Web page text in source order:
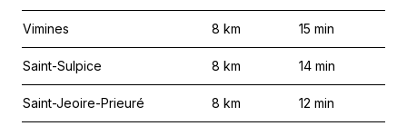
Vimines 8 km 15 min
Saint-Sulpice 8 km 14 min
Saint-Jeoire-Prieuré 8 km 12 min